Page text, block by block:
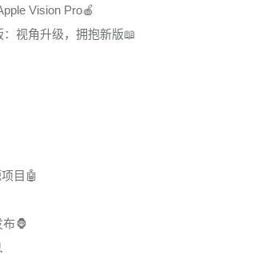
Vision Pro🍎
视角升级，拥抱新版📖
目🤖
🦍